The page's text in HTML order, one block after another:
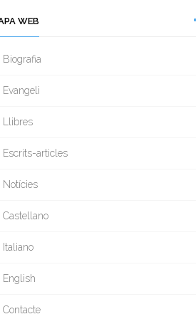
WEB
Biografia
Evangeli
Llibres
Escrits-articles
Notícies
Castellano
Italiano
English
Contacte